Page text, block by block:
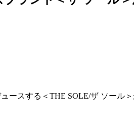
スする＜THE SOLE/ザ ソール